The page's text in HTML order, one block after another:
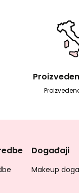
Događaji
Makeup